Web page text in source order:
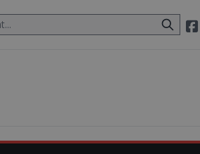
po cestě utíká zvláštní psovitá šelma,